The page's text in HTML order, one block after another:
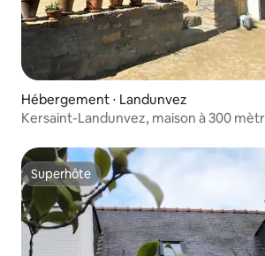
Hébergement ⋅ Landunvez
Kersaint-Landunvez, maison à 300
Superhôte
Superhôte